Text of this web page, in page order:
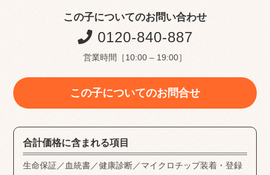
この子についてのお問い合わせ
0120-840-887
営業時間［10:00 – 19:00］
この子についてのお問合せ
合計価格に含まれる項目
生命保証／血統書／健康診断／マイクロチップ装着・登録